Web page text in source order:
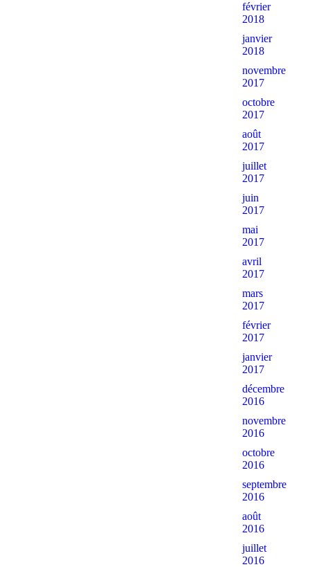
février
2018
janvier
2018
novembre
2017
octobre
2017
août
2017
juillet
2017
juin
2017
mai
2017
avril
2017
mars
2017
février
2017
janvier
2017
décembre
2016
novembre
2016
octobre
2016
septembre
2016
août
2016
juillet
2016